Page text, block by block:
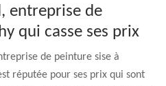
entreprise de
qui casse ses prix
de peinture sise à
réputée pour ses prix qui sont